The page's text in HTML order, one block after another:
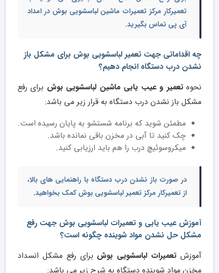
تعمیرکار مرکز تعمیرات ماشین لباسشویی بوش در امداد
آی پی تماس بگیرید.
چه اقداماتی جهت تعمیر لباسشویی بوش برای مشکل باز
نشدن درب دستگاه انجام دهیم؟
نحوهتعمیر و عیب یابی ماشین لباسشویی بوش برای رفع
مشکل باز نشدن درب دستگاه به قرار زیر می باشد:
مطمئن شوید که برنامه شستشو به پایان رسیده است.
چک کنید تا آبی در مخزن باقی نمانده باشد.
میکروسوئیچ درب را هم باید ارزیابی کنید.
در صورت باز نشدن درب دستگاه با راهنمایی های بالا،
از تعمیرکار مرکز تعمیر لباسشویی بوشکمک بخواهید.
آموزش عیب یابی و تعمیرات لباسشویی بوش جهت رفع
مشکل حل نشدن مواد شوینده چگونه است؟
آموزش تعمیرات لباسشویی بوش برای رفع مشکل انسداد
مخزن مواد شوینده دستگاه به شرح زیر می باشد: